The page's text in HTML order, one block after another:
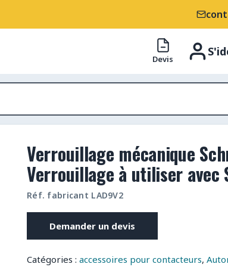
Devis
Verrouillage mécanique
Verrouillage à utiliser avec
Réf. fabricant LAD9V2
Demander un devis
Catégories :accessoires pour contacteurs,